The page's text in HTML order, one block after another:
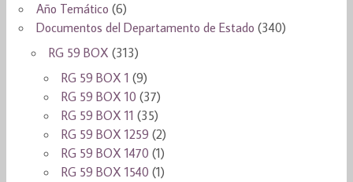
Año Temático (6)
Documentos del Departamento de Estado (340)
RG 59 BOX (313)
RG 59 BOX 1 (9)
RG 59 BOX 10 (37)
RG 59 BOX 11 (35)
RG 59 BOX 1259 (2)
RG 59 BOX 1470 (1)
RG 59 BOX 1540 (1)